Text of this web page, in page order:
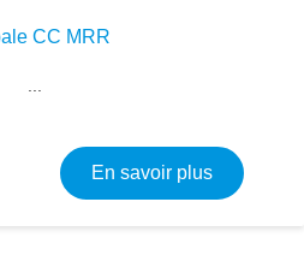
CC MRR
En savoir plussur